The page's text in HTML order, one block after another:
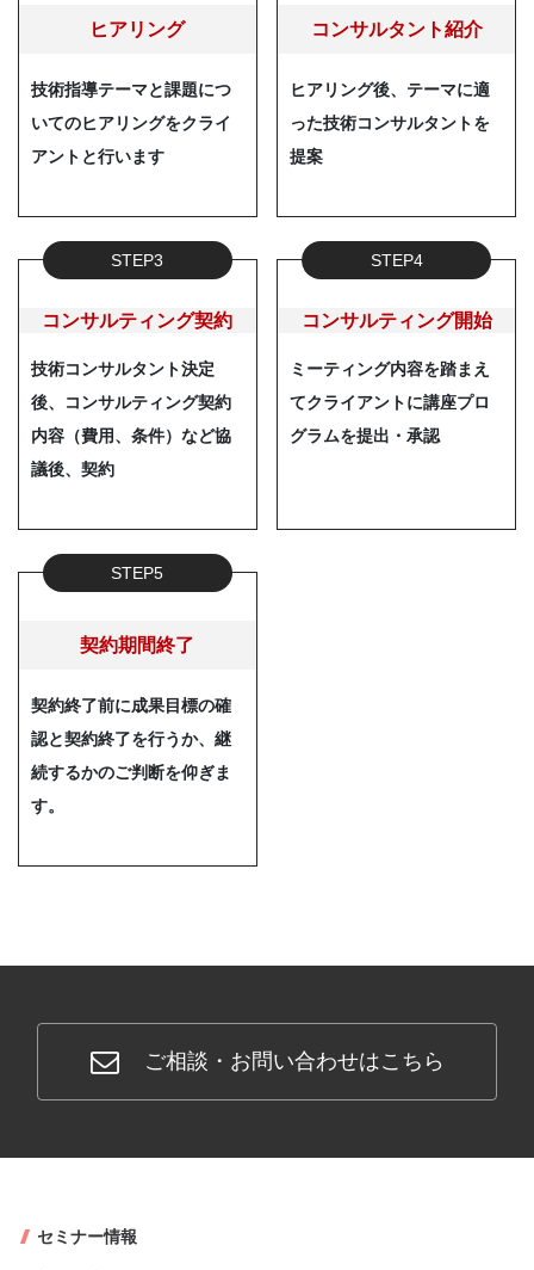
ヒアリング
技術指導テーマと課題につ
いてのヒアリングをクライ
アントと行います
コンサルタント紹介
ヒアリング後、テーマに適
った技術コンサルタントを
提案
STEP3
コンサルティング契約
技術コンサルタント決定
後、コンサルティング契約
内容（費用、条件）など協
議後、契約
STEP4
コンサルティング開始
ミーティング内容を踏まえ
てクライアントに講座プロ
グラムを提出・承認
STEP5
契約期間終了
契約終了前に成果目標の確
認と契約終了を行うか、継
続するかのご判断を仰ぎま
す。
ご相談・お問い合わせはこちら
セミナー情報